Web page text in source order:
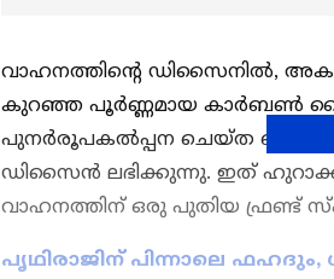
വാഹനത്തിന്‍റെ ഡിസൈനില്‍,
കുറഞ്ഞ പൂർണ്ണമായ കാർബൺ
പുനർരൂപകൽപ്പന ചെയ്‍ത
ഡിസൈൻ ലഭിക്കുന്നു. ഇത്
വാഹനത്തിന് ഒരു പുതിയ ഫ്രണ്ട്
പൃഥിരാജിന് പിന്നാലെ ഫഹദും,